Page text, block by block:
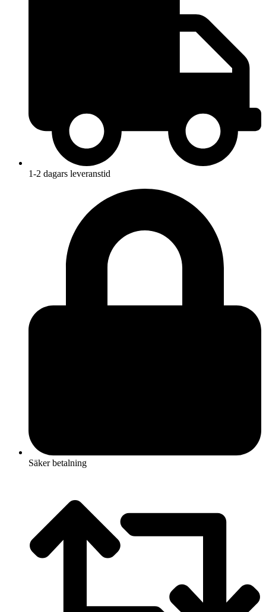
1-2 dagars leveranstid
Säker betalning